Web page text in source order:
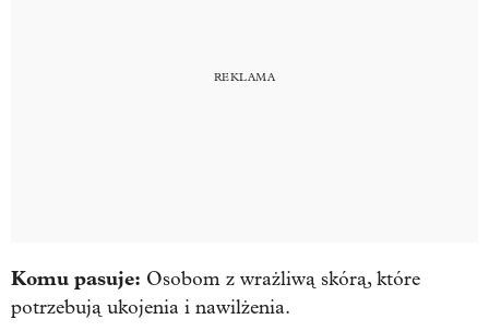
Komu pasuje: Osobom z wrażliwą skórą, które
potrzebują ukojenia i nawilżenia.